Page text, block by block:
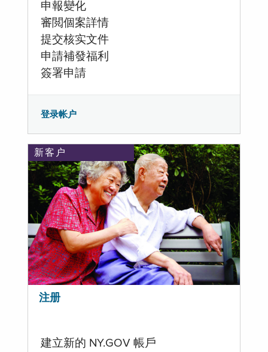
申報變化
審閲個案詳情
提交核实文件
申請補發福利
簽署申請
登录帐户
新客户
注册
建立新的 NY.GOV 帳戶